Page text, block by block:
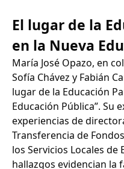
El lugar de la
en la Nueva
María José Opazo, en
Sofía Chávez y Fabián
lugar de la Educación
Educación Pública”. Su
experiencias de
Transferencia de
los Servicios Locales de
hallazgos evidencian la